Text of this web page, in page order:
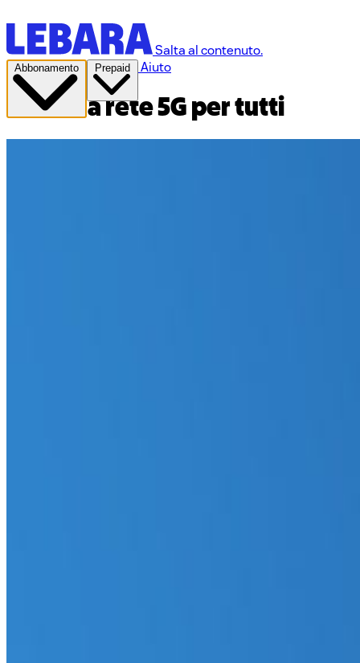
Salta al contenuto.
Aiuto
La rete 5G per tutti